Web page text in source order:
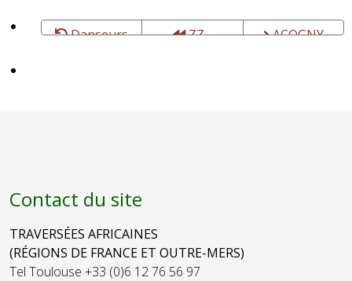
Danseurs
ZZ -
ACOGNY
Contact du site
TRAVERSÉES AFRICAINES
(RÉGIONS DE FRANCE ET OUTRE-MERS)
Tel Toulouse +33 (0)6 12 76 56 97